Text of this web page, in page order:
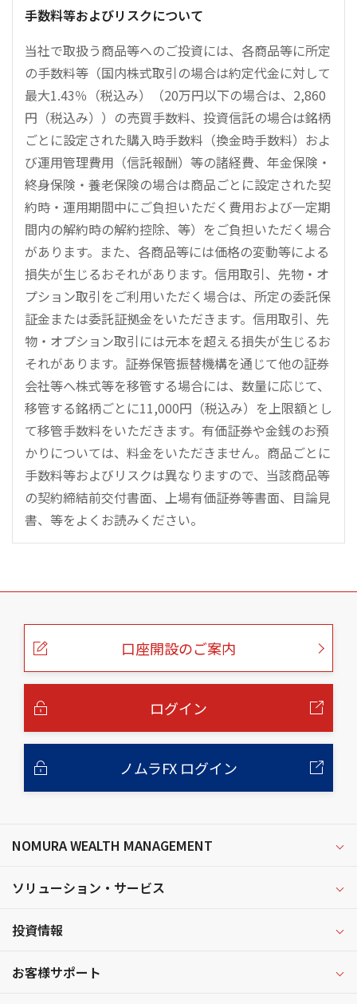
手数料等およびリスクについて
当社で取扱う商品等へのご投資には、各商品等に所定
の手数料等（国内株式取引の場合は約定代金に対して
最大1.43％（税込み）（20万円以下の場合は、2,860
円（税込み））の売買手数料、投資信託の場合は銘柄
ごとに設定された購入時手数料（換金時手数料）およ
び運用管理費用（信託報酬）等の諸経費、年金保険・
終身保険・養老保険の場合は商品ごとに設定された契
約時・運用期間中にご負担いただく費用および一定期
間内の解約時の解約控除、等）をご負担いただく場合
があります。また、各商品等には価格の変動等による
損失が生じるおそれがあります。信用取引、先物・オ
プション取引をご利用いただく場合は、所定の委託保
証金または委託証拠金をいただきます。信用取引、先
物・オプション取引には元本を超える損失が生じるお
それがあります。証券保管振替機構を通じて他の証券
会社等へ株式等を移管する場合には、数量に応じて、
移管する銘柄ごとに11,000円（税込み）を上限額とし
て移管手数料をいただきます。有価証券や金銭のお預
かりについては、料金をいただきません。商品ごとに
手数料等およびリスクは異なりますので、当該商品等
の契約締結前交付書面、上場有価証券等書面、目論見
書、等をよくお読みください。
こ
口座開設のご案内
ログイン
ノムラFX ログイン
NOMURA WEALTH MANAGEMENT
ソリューション・サービス
投資情報
お客様サポート